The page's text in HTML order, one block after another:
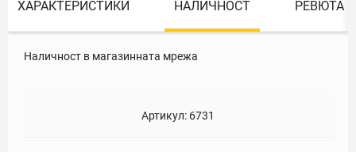
ХАРАКТЕРИСТИКИ НАЛИЧНОСТ РЕВЮТА
Наличност в магазинната мрежа
Артикул: 6731